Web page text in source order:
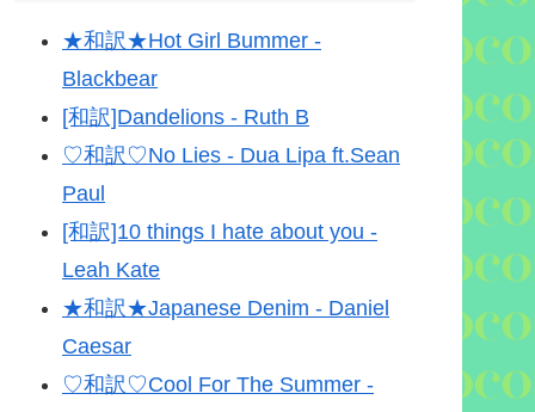
★和訳★Hot Girl Bummer -
Blackbear
[和訳]Dandelions - Ruth B
♡和訳♡No Lies - Dua Lipa ft.Sean
Paul
[和訳]10 things I hate about you -
Leah Kate
★和訳★Japanese Denim - Daniel
Caesar
♡和訳♡Cool For The Summer -